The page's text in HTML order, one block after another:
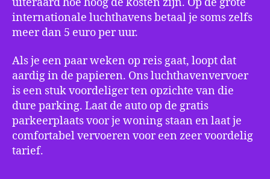
internationale luchthavens betaal je soms zelfs
meer dan 5 euro per uur.
Als je een paar weken op reis gaat, loopt dat
aardig in de papieren. Ons luchthavenvervoer
is een stuk voordeliger ten opzichte van die
dure parking. Laat de auto op de gratis
parkeerplaats voor je woning staan en laat je
comfortabel vervoeren voor een zeer voordelig
tarief.